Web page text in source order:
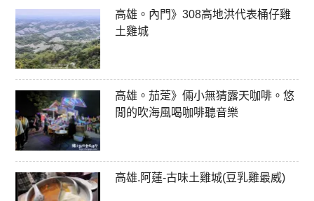
高雄。內門》308高地洪代表桶仔雞
土雞城
高雄。茄萣》倆小無猜露天咖啡。悠
閒的吹海風喝咖啡聽音樂
高雄.阿蓮-古味土雞城(豆乳雞最威)